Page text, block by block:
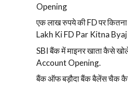
Opening
एक लाख रुपये की FD पर कितना
Lakh Ki FD Par Kitna
SBI बैंक में माइनर खाता कैसे
Account Opening.
बैंक ऑफ बड़ौदा बैंक बैलेंस चैक